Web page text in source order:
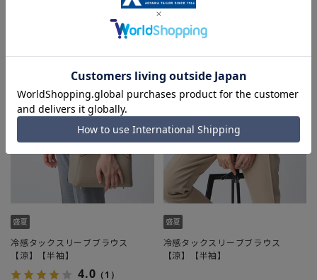
冷感タックスリーブブラウス
【涼】【半袖】
4.0 （1）
冷感タックスリーブブラウス
【涼】【半袖】